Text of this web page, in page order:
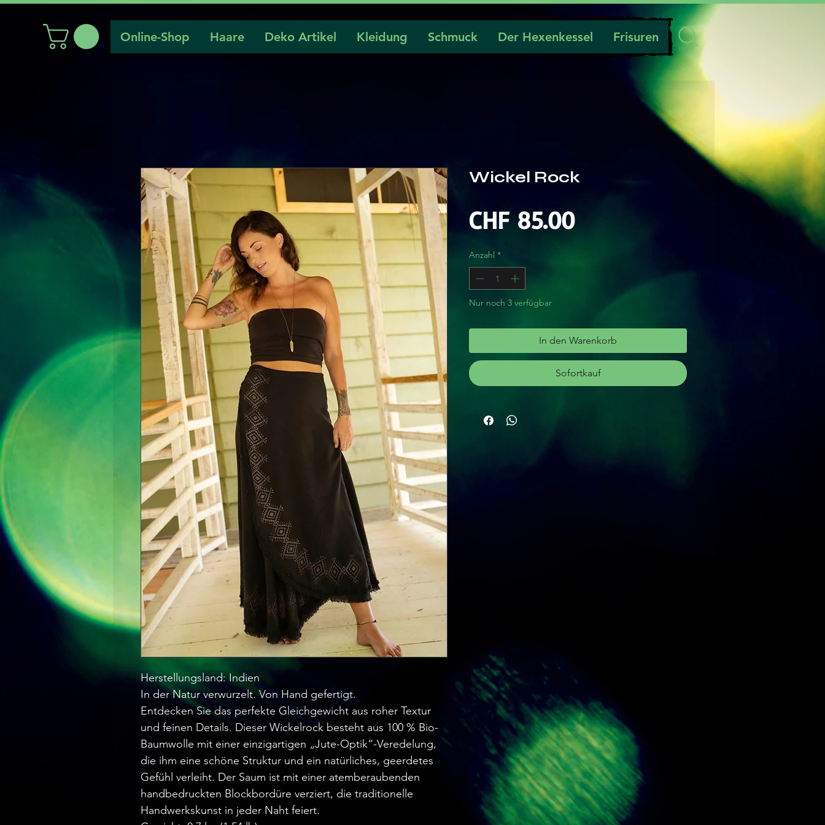
Online-Shop Haare Deko Artikel Kleidung Schmuck Der Hexenkessel Frisuren
Herstellungsland: Indien
In der Natur verwurzelt. Von Hand gefertigt.
Entdecken Sie das perfekte Gleichgewicht aus roher Textur
und feinen Details. Dieser Wickelrock besteht aus 100 % Bio-
Baumwolle mit einer einzigartigen „Jute-Optik“-Veredelung,
die ihm eine schöne Struktur und ein natürliches, geerdetes
Gefühl verleiht. Der Saum ist mit einer atemberaubenden
handbedruckten Blockbordüre verziert, die traditionelle
Handwerkskunst in jeder Naht feiert.
Wickel Rock
CHF 85.00Preis
Anzahl *
Nur noch 3 verfügbar
In den Warenkorb
Sofortkauf